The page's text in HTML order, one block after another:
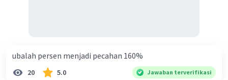
ubalah persen menjadi pecahan 160%
20 5.0 Jawaban terverifikasi